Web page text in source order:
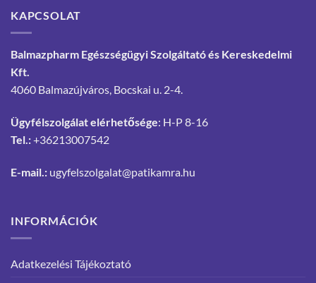
KAPCSOLAT
Balmazpharm Egészségügyi Szolgáltató és Kereskedelmi
Kft.
4060 Balmazújváros, Bocskai u. 2-4.
Ügyfélszolgálat elérhetősége: H-P 8-16
Tel.:+36213007542
E-mail.: ugyfelszolgalat@patikamra.hu
INFORMÁCIÓK
Adatkezelési Tájékoztató